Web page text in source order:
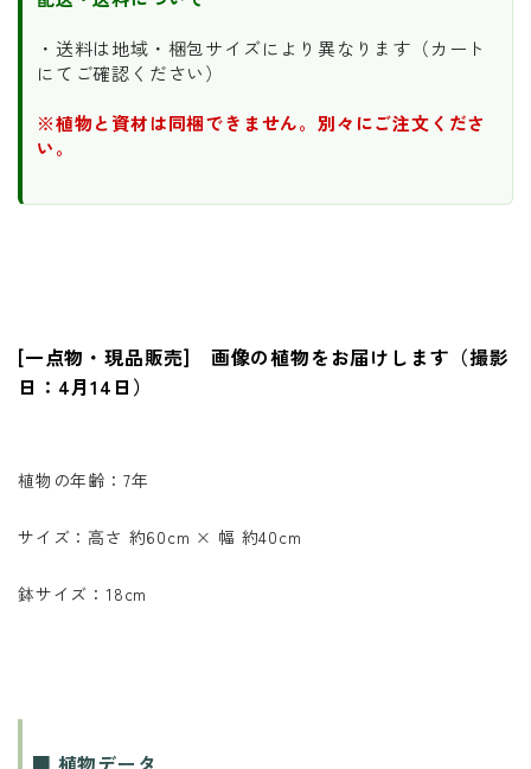
・送料は地域・梱包サイズにより異なります（カート
にてご確認ください）
※植物と資材は同梱できません。別々にご注文くださ
い。
[一点物・現品販売] 画像の植物をお届けします（撮影
日：4月14日）
植物の年齢：7年
サイズ：高さ 約60cm × 幅 約40cm
鉢サイズ：18cm